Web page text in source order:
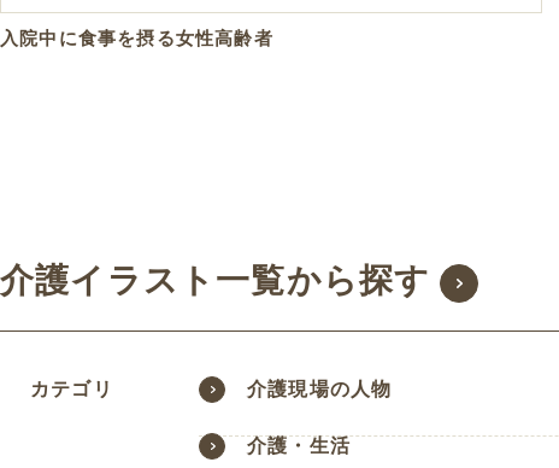
入院中に食事を摂る女性高齢者
介護イラスト一覧から探す
カテゴリ 介護現場の人物
介護・生活